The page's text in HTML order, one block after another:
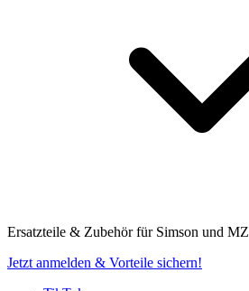
Ersatzteile & Zubehör für Simson und MZ
Jetzt anmelden & Vorteile sichern!